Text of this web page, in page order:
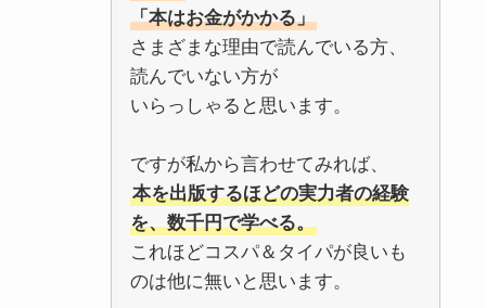
「本はお金がかかる」
さまざまな理由で読んでいる方、
読んでいない方が
いらっしゃると思います。
ですが私から言わせてみれば、
本を出版するほどの実力者の経験
を、数千円で学べる。
これほどコスパ＆タイパが良いも
のは他に無いと思います。